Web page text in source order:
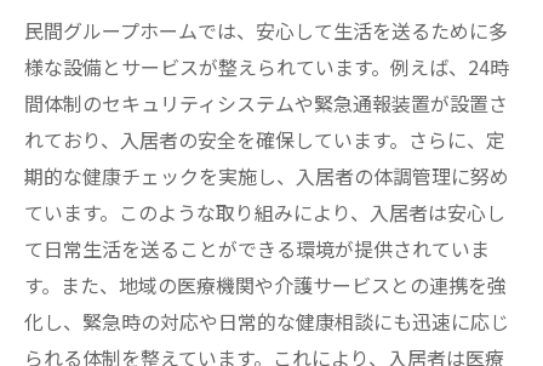
地域イベントへの参加と貢献
地域ネットワークを活かしたサポート
住民と地域住民の交流促進
地域資源を活用した社会参加
地域との連携を強化する取り組み
住民同士が支え合う空間が生む心の余裕
コミュニティづくりの重要性
住民同士の交流がもたらす安心感
サポートし合う文化の育成
民間グループホームでは、安心して生活を送るために多
様な設備とサービスが整えられています。例えば、24時
間体制のセキュリティシステムや緊急通報装置が設置さ
れており、入居者の安全を確保しています。さらに、定
期的な健康チェックを実施し、入居者の体調管理に努め
ています。このような取り組みにより、入居者は安心し
て日常生活を送ることができる環境が提供されていま
す。また、地域の医療機関や介護サービスとの連携を強
化し、緊急時の対応や日常的な健康相談にも迅速に応じ
られる体制を整えています。これにより、入居者は医療